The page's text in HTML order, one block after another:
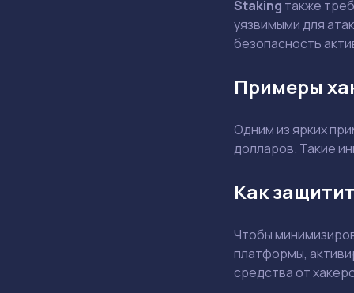
Staking также
уязвимыми для
безопасность
Примеры
Одним из ярких
долларов. Такие
Как
Чтобы
платформы,
средства от